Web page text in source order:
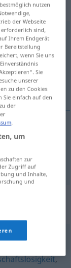
>
,
,
nutzen
der Webseite
erforderlich sind,
Ihrem Endgerät
Bereitstellung
wenn Sie uns
Sie
unserer
zu den Cookies
Sie einfach auf den
der
.
um
zur
Zugriff auf
und Inhalte,
und